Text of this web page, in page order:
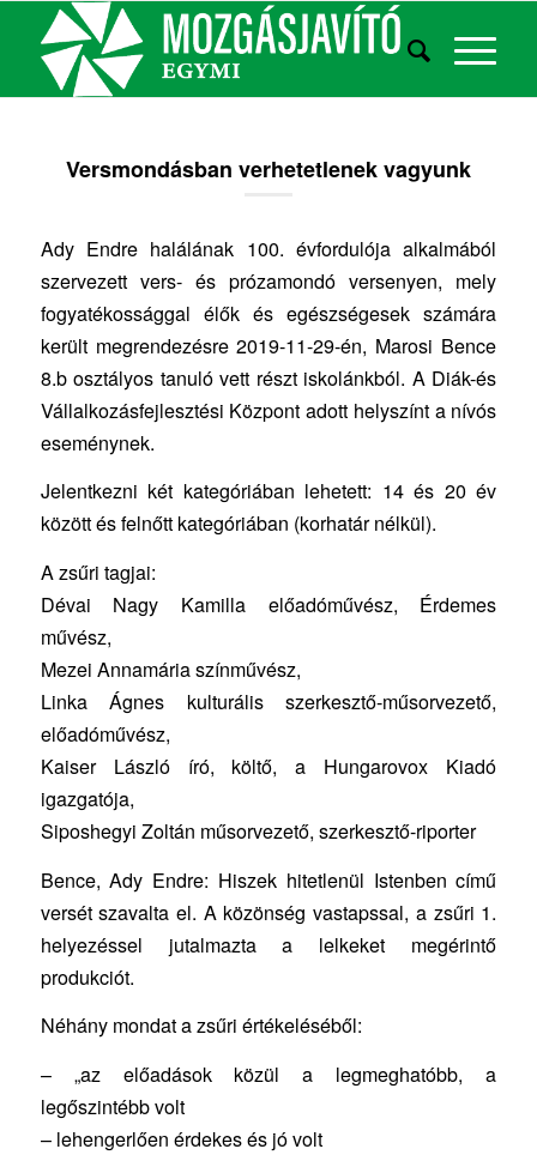
Versmondásban verhetetlenek vagyunk
Ady Endre halálának 100. évfordulója alkalmából
szervezett vers- és prózamondó versenyen, mely
fogyatékossággal élők és egészségesek számára
került megrendezésre 2019-11-29-én, Marosi Bence
8.b osztályos tanuló vett részt iskolánkból. A Diák-és
Vállalkozásfejlesztési Központ adott helyszínt a nívós
eseménynek.
Jelentkezni két kategóriában lehetett: 14 és 20 év
között és felnőtt kategóriában (korhatár nélkül).
A zsűri tagjai:
Dévai Nagy Kamilla előadóművész, Érdemes
művész,
Mezei Annamária színművész,
Linka Ágnes kulturális szerkesztő-műsorvezető,
előadóművész,
Kaiser László író, költő, a Hungarovox Kiadó
igazgatója,
Siposhegyi Zoltán műsorvezető, szerkesztő-riporter
Bence, Ady Endre: Hiszek hitetlenül Istenben című
versét szavalta el. A közönség vastapssal, a zsűri 1.
helyezéssel jutalmazta a lelkeket megérintő
produkciót.
Néhány mondat a zsűri értékeléséből:
– „az előadások közül a legmeghatóbb, a
legőszintébb volt
– lehengerlően érdekes és jó volt